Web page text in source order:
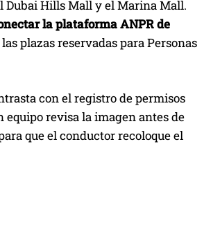
Dubai Hills Mall y el Marina Mall.
la plataforma ANPR de
plazas reservadas para Personas
con el registro de permisos
equipo revisa la imagen antes de
que el conductor recoloque el